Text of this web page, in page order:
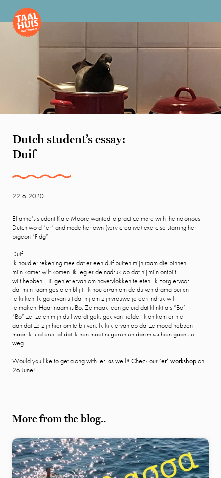
Dutch student’s essay:
Duif
22-6-2020
Elianne’s student Kate Moore wanted to practice more with the notorious
Dutch word “er” and made her own (very creative) exercise starring her
pigeon “Pidg”:
Duif
Ik houd er rekening mee dat er een duif buiten mijn raam die binnen
mijn kamer wilt komen. Ik leg er de nadruk op dat hij mijn ontbijt
wilt hebben. Hij geniet ervan om havervlokken te eten. Ik zorg ervoor
dat mijn raam gesloten blijft. Ik hou ervan om de duiven drama buiten
te kijken. Ik ga ervan uit dat hij om zijn vrouwetje een indruk wilt
te maken. Haar naam is Bo. Ze maakt een geluid dat klinkt als “Bo”.
“Bo” zei ze en mijn duif wordt gek: gek van liefde. Ik ontkom er niet
aan dat ze zijn hier om te blijven. Ik kijk ervan op dat ze moed hebben
maar ik leid eruit af dat ik hen moet negeren en dan misschien gaan ze
weg.
Would you like to get along with ‘er’ as well? Check our ‘er’ workshopon
26 June!
More from the blog..